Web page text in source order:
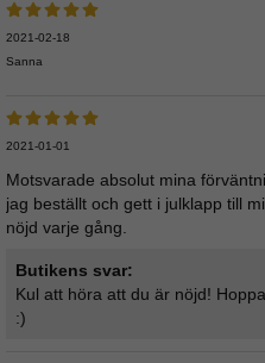
2021-02-18
Sanna
2021-01-01
Motsvarade absolut mina
jag beställt och gett i julklapp till
nöjd varje gång.
Butikens svar:
Kul att höra att du är nöjd!
:)